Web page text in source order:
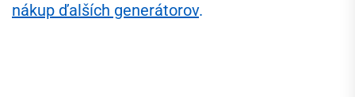
nákup ďalších generátorov.